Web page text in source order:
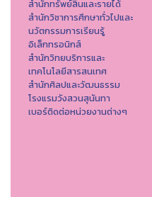
สำนักทรัพย์สินและรายได้
สำนักวิชาการศึกษาทั่วไปและ
นวัตกรรมการเรียนรู้
อิเล็กทรอนิกส์
สำนักวิทยบริการและ
เทคโนโลยีสารสนเทศ
สำนักศิลปและวัฒนธรรม
โรงแรมวังสวนสุนันทา
เบอร์ติดต่อหน่วยงานต่างๆ